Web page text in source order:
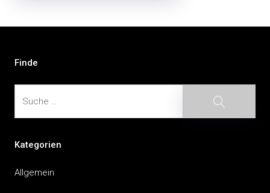
Finde
Suche
Kategorien
Allgemein